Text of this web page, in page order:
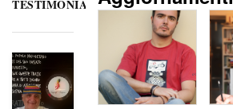
TESTIMONIANZE